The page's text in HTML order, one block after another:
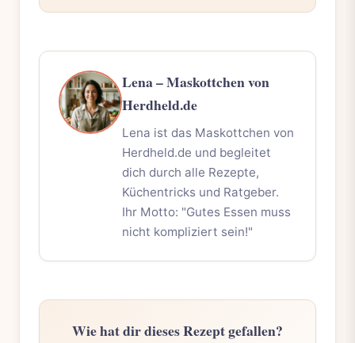
Lena – Maskottchen von
Herdheld.de
Lena ist das Maskottchen von
Herdheld.de und begleitet
dich durch alle Rezepte,
Küchentricks und Ratgeber.
Ihr Motto: "Gutes Essen muss
nicht kompliziert sein!"
Wie hat dir dieses Rezept gefallen?